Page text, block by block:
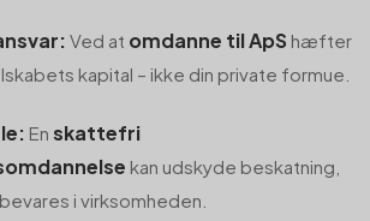
Ved at omdanne til ApS hæfter
kapital – ikke din private formue.
En skattefri
kan udskyde beskatning,
i virksomheden.